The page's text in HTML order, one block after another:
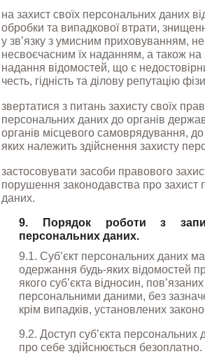
на захист своїх персональних даних
обробки та випадкової втрати,
у зв’язку з умисним приховуванням,
несвоєчасним їх наданням, а також на
надання відомостей, що є
честь, гідність та ділову репутацію
звертатися з питань захисту своїх
персональних даних до органів
органів місцевого самоврядування,
яких належить здійснення захисту
застосовувати засоби правового
порушення законодавства про захист
даних.
9. Порядок роботи з
персональних даних.
9.1. Суб’єкт персональних даних
одержання будь-яких відомостей
якого суб’єкта відносин, пов’язаних
персональними даними, без
крім випадків, установлених
9.2. Доступ суб’єкта персональних
про себе здійснюється безоплатно.